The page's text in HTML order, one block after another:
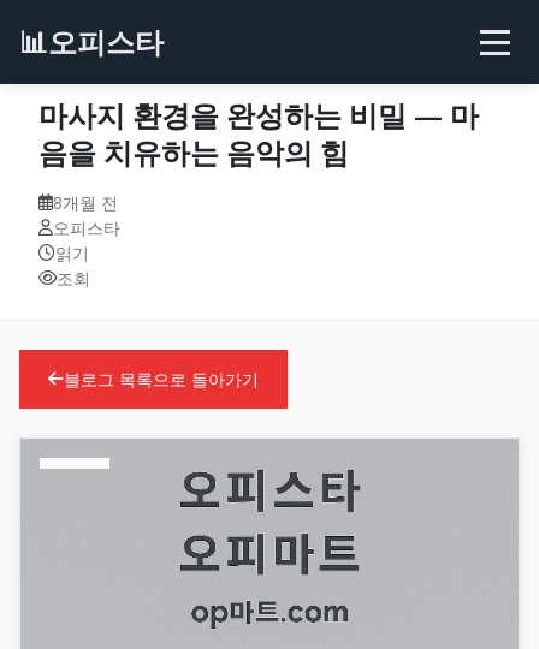
📊오피스타
마사지 환경을 완성하는 비밀 — 마
음을 치유하는 음악의 힘
8개월 전
오피스타
읽기
조회
블로그 목록으로 돌아가기